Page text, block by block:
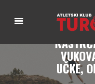
UČKE,